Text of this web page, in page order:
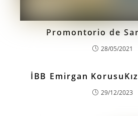
Promontorio de
28/05/2021
İBB Emirgan
29/12/2023